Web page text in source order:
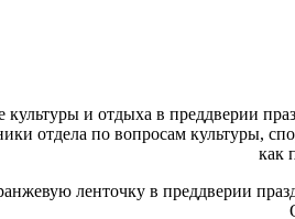
культуры и отдыха в преддверии
отдела по вопросам культуры,
как
ленточку в преддверии